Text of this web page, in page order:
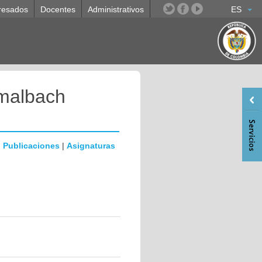
ES
Docentes Administrativos
Publicaciones | Asignaturas